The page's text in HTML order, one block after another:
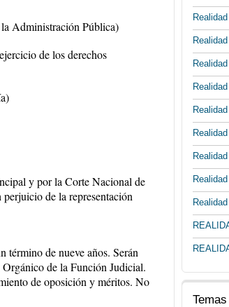
Administración Pública)
de los derechos
y por la Corte Nacional de
de la representación
término de nueve años. Serán
de la Función Judicial.
de oposición y méritos. No